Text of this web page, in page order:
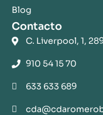
Blog
Contacto
C. Liverpool, 1,
910 54 15 70
633 633 689